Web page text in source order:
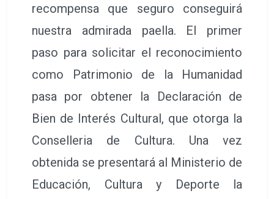
recompensa que seguro conseguirá
nuestra admirada paella. El primer
paso para solicitar el reconocimiento
como Patrimonio de la Humanidad
pasa por obtener la Declaración de
Bien de Interés Cultural, que otorga la
Conselleria de Cultura. Una vez
obtenida se presentará al Ministerio de
Educación, Cultura y Deporte la